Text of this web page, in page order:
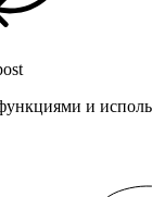
и